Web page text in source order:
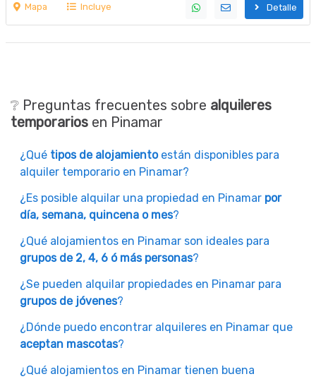
Mapa Incluye Detalle
❔ Preguntas frecuentes sobre alquileres
temporarios en Pinamar
¿Qué tipos de alojamientoestán disponibles para
alquiler temporario en Pinamar?
¿Es posible alquilar una propiedad en Pinamar por
día, semana, quincena o mes?
¿Qué alojamientos en Pinamar son ideales para
grupos de 2, 4, 6 ó más personas?
¿Se pueden alquilar propiedades en Pinamar para
grupos de jóvenes?
¿Dónde puedo encontrar alquileres en Pinamar que
aceptan mascotas?
¿Qué alojamientos en Pinamar tienen buena